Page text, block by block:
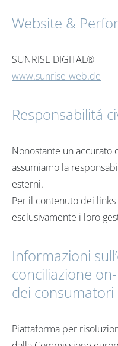
Website &
SUNRISE DIGITAL®
www.sunrise-web.de
Responsabilitá
Nonostante un accurato
assumiamo la
esterni.
Per il contenuto dei
esclusivamente i loro
Informazioni
conciliazione
dei consumatori
Piattaforma per